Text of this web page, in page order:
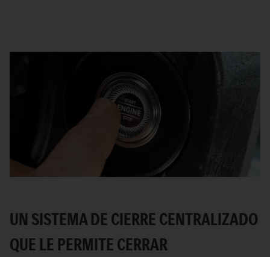
UN SISTEMA DE CIERRE CENTRALIZADO
QUE LE PERMITE CERRAR